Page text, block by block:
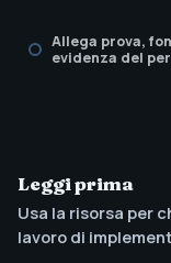
Allega prova,
evidenza del
Leggi prima
Usa la risorsa per
lavoro di